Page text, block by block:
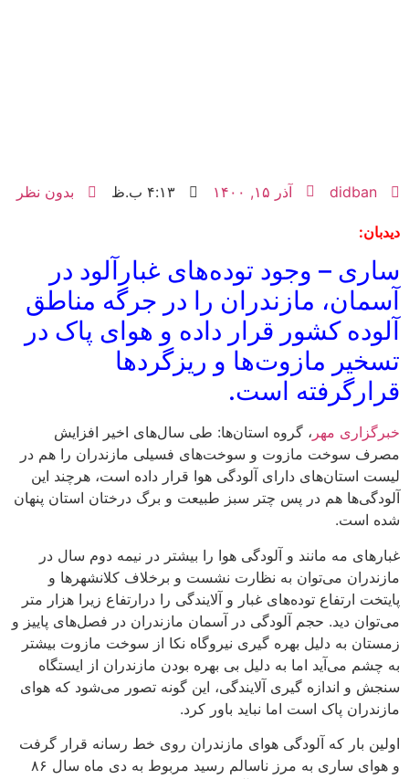
didban آذر ۱۵, ۱۴۰۰ ۴:۱۳ ب.ظ بدون نظر
دیدبان:
ساری – وجود توده‌های غبارآلود در
آسمان، مازندران را در جرگه مناطق
آلوده کشور قرار داده و هوای پاک در
تسخیر مازوت‌ها و ریزگردها
قرارگرفته است.
خبرگزاری مهر ، گروه استان‌ها: طی سال‌های اخیر افزایش
مصرف سوخت مازوت و سوخت‌های فسیلی مازندران را هم در
لیست استان‌های دارای آلودگی هوا قرار داده است، هرچند این
آلودگی‌ها هم در پس چتر سبز طبیعت و برگ درختان استان پنهان
شده است.
غبارهای مه مانند و آلودگی هوا را بیشتر در نیمه دوم سال در
مازندران می‌توان به نظارت نشست و برخلاف کلانشهرها و
پایتخت ارتفاع توده‌های غبار و آلایندگی را درارتفاع زیرا هزار متر
می‌توان دید. حجم آلودگی در آسمان مازندران در فصل‌های پاییز و
زمستان به دلیل بهره گیری نیروگاه نکا از سوخت مازوت بیشتر
به چشم می‌آید اما به دلیل بی بهره بودن مازندران از ایستگاه
سنجش و اندازه گیری آلایندگی، این گونه تصور می‌شود که هوای
مازندران پاک است اما نباید باور کرد.
اولین بار که آلودگی هوای مازندران روی خط رسانه قرار گرفت
و هوای ساری به مرز ناسالم رسید مربوط به دی ماه سال ۸۶